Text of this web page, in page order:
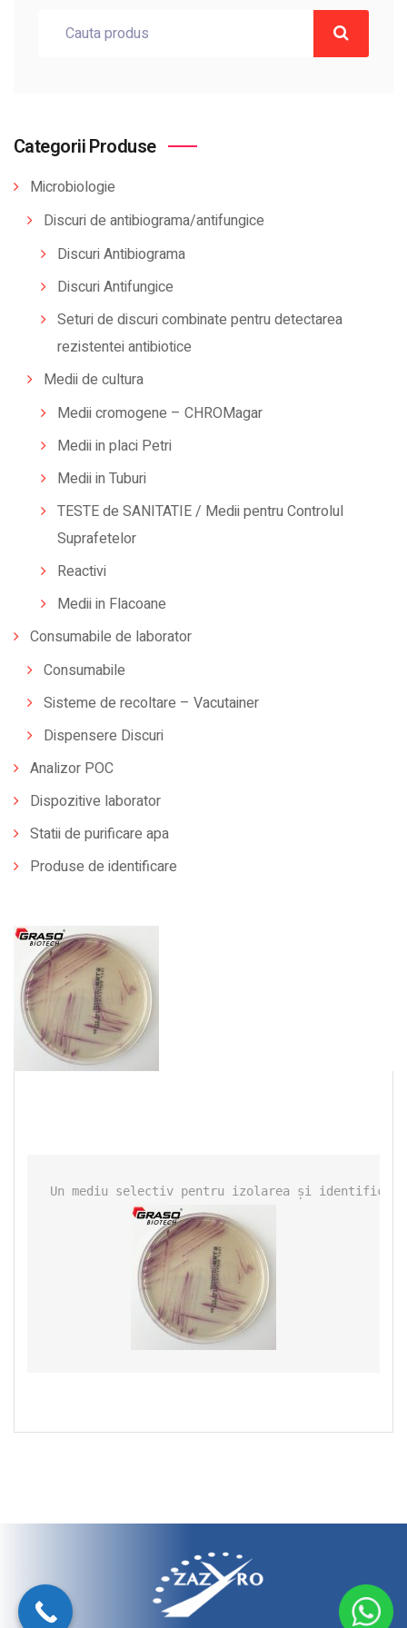
Categorii Produse
Microbiologie
Discuri de antibiograma/antifungice
Discuri Antibiograma
Discuri Antifungice
Seturi de discuri combinate pentru detectarea
rezistentei antibiotice
Medii de cultura
Medii cromogene – CHROMagar
Medii in placi Petri
Medii in Tuburi
TESTE de SANITATIE / Medii pentru Controlul
Suprafetelor
Reactivi
Medii in Flacoane
Consumabile de laborator
Consumabile
Sisteme de recoltare – Vacutainer
Dispensere Discuri
Analizor POC
Dispozitive laborator
Statii de purificare apa
Produse de identificare
Un mediu selectiv pentru izolarea și